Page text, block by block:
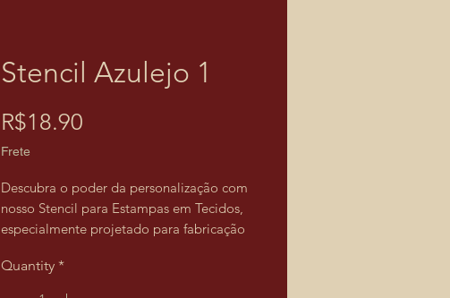
Stencil Azulejo 1
R$18.90
Frete
Descubra o poder da personalização com
nosso Stencil para Estampas em Tecidos,
especialmente projetado para fabricação
poderá criar estampas únicas e
sofisticadas, elevando a qualidade e o
Quantity *